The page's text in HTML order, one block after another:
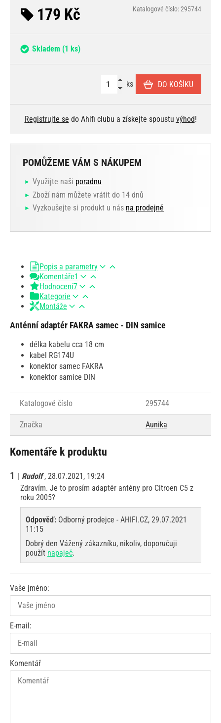
179 Kč Katalogové číslo: 295744
Skladem (1 ks)
ks DO KOŠÍKU
Registrujte se do Ahifi clubu a získejte spoustu výhod!
POMŮŽEME VÁM S NÁKUPEM
Využijte naši poradnu
Zboží nám můžete vrátit do 14 dnů
Vyzkoušejte si produkt u nás na prodejně
Popis a parametry
Komentáře1
Hodnocení7
Kategorie
Montáže
Anténní adaptér FAKRA samec - DIN samice
délka kabelu cca 18 cm
kabel RG174U
konektor samec FAKRA
konektor samice DIN
Katalogové číslo 295744
Značka Aunika
Komentáře k produktu
1 Rudolf, 28.07.2021, 19:24
Zdravím. Je to prosím adaptér antény pro Citroen C5 z
roku 2005?
Odpověď: Odborný prodejce - AHIFI.CZ, 29.07.2021
11:15
Dobrý den Vážený zákazníku, nikoliv, doporučuji
použít napaječ.
Vaše jméno:
E-mail:
Komentář